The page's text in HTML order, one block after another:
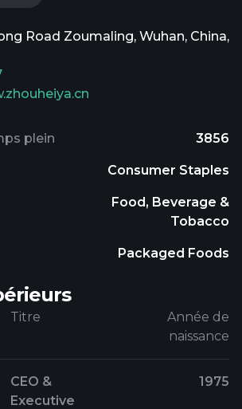
Road Zoumaling, Wuhan, China,
plein 3856
Consumer Staples
Food, Beverage &
Tobacco
Packaged Foods
Titre
Année de
naissance
CEO &
Executive
1975